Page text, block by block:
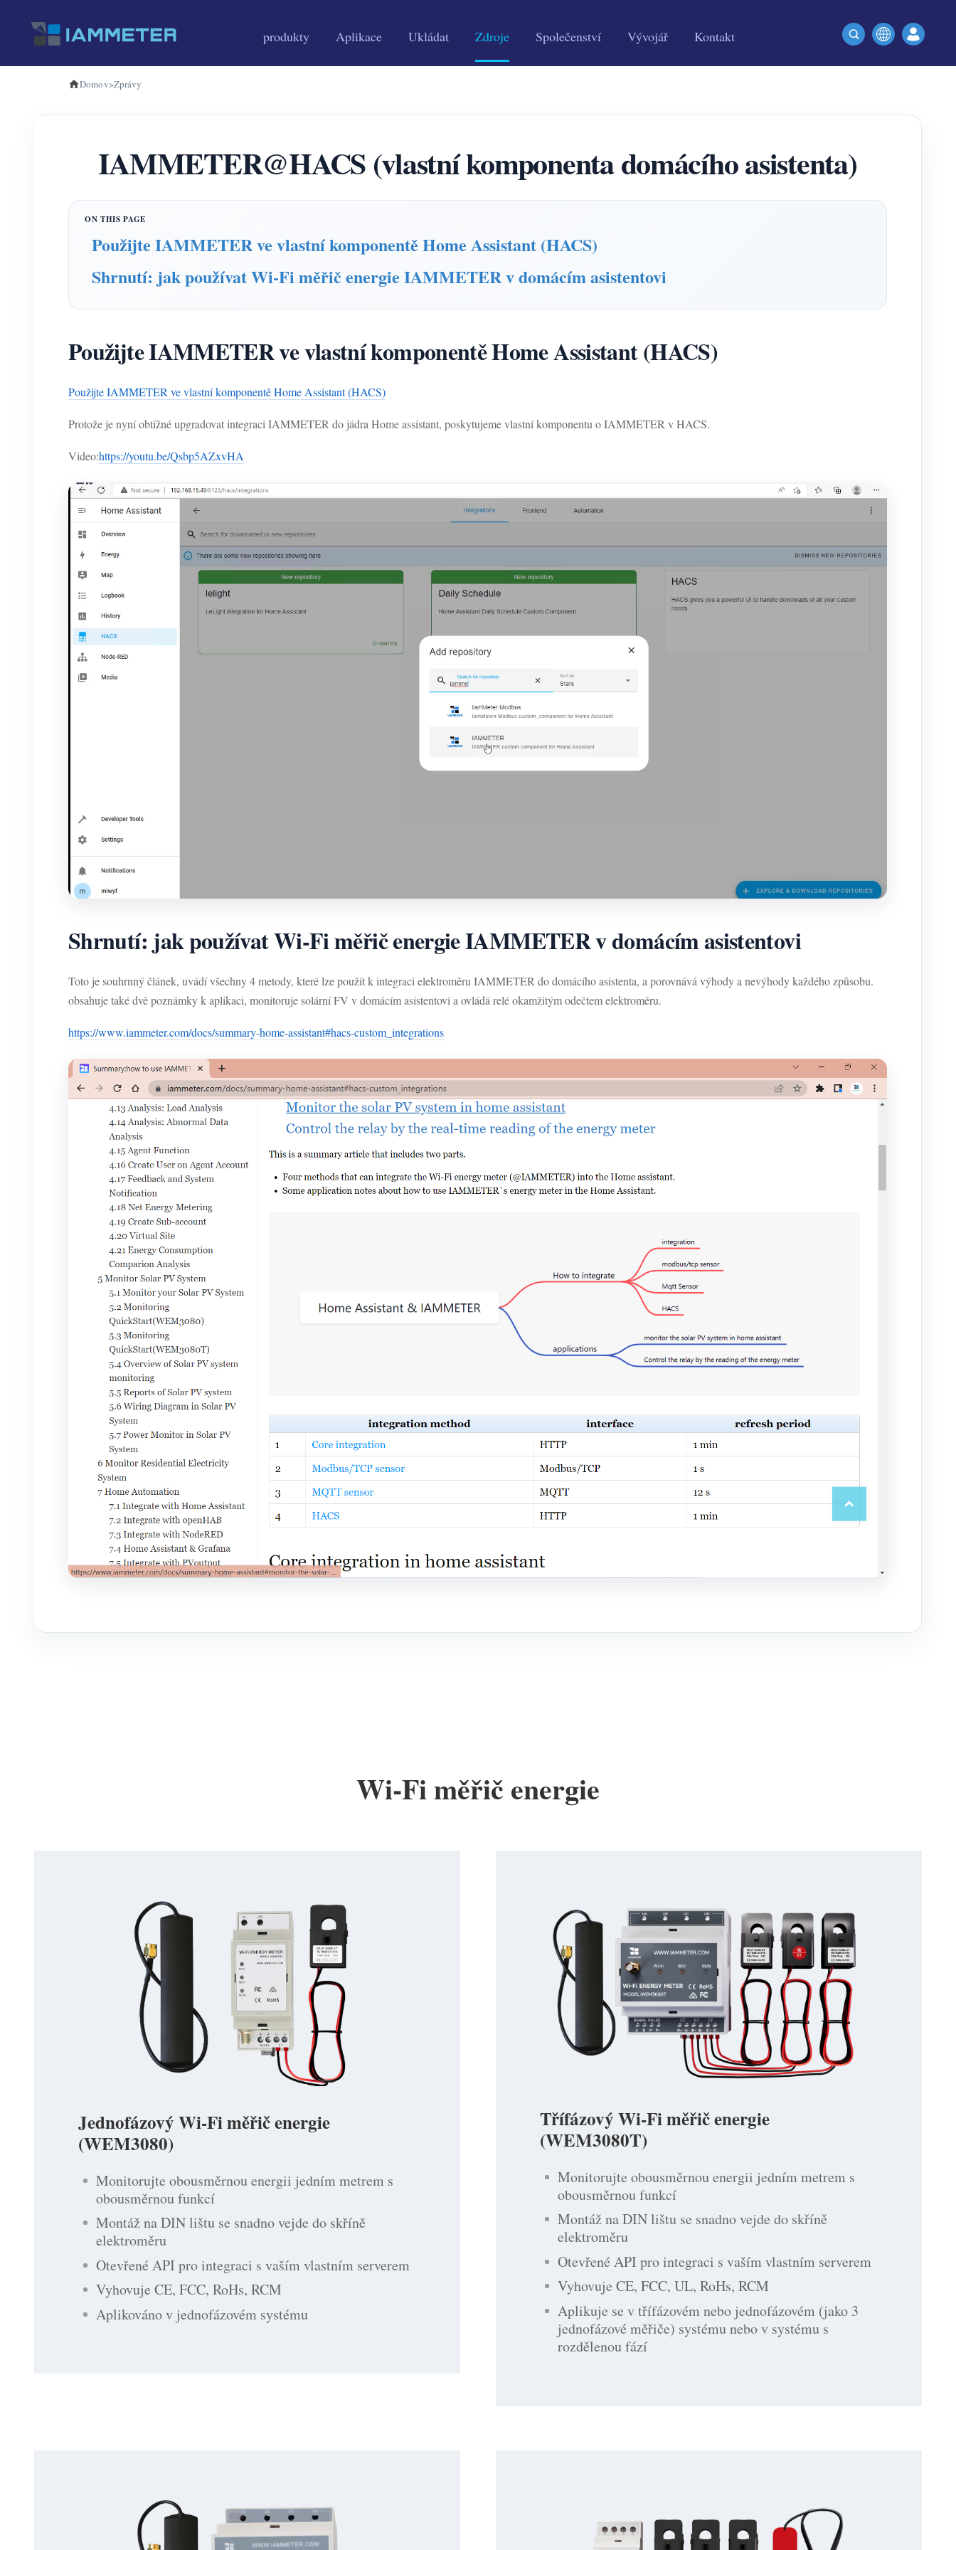
produkty Aplikace Ukládat Zdroje Společenství Vývojář Kontakt
Domov>Zprávy
IAMMETER@HACS (vlastní komponenta domácího asistenta)
Použijte IAMMETER ve vlastní komponentě Home Assistant (HACS)
Shrnutí: jak používat Wi-Fi měřič energie IAMMETER v domácím asistentovi
Použijte IAMMETER ve vlastní komponentě Home Assistant (HACS)
Použijte IAMMETER ve vlastní komponentě Home Assistant (HACS)
Protože je nyní obtížné upgradovat integraci IAMMETER do jádra Home assistant, poskytujeme vlastní komponentu o IAMMETER v HACS.
Video:https://youtu.be/Qsbp5AZxvHA
Shrnutí: jak používat Wi-Fi měřič energie IAMMETER v domácím asistentovi
Toto je souhrnný článek, uvádí všechny 4 metody, které lze použít k integraci elektroměru IAMMETER do domácího asistenta, a porovnává výhody a nevýhody každého způsobu.
obsahuje také dvě poznámky k aplikaci, monitoruje solární FV v domácím asistentovi a ovládá relé okamžitým odečtem elektroměru.
https://www.iammeter.com/docs/summary-home-assistant#hacs-custom_integrations
Wi-Fi měřič energie
Třífázový Wi-Fi měřič energie
(WEM3080T)
Monitorujte obousměrnou energii jedním metrem s
obousměrnou funkcí
Montáž na DIN lištu se snadno vejde do skříně
elektroměru
Otevřené API pro integraci s vaším vlastním serverem
Vyhovuje CE, FCC, UL, RoHs, RCM
Aplikuje se v třífázovém nebo jednofázovém (jako 3
jednofázové měřiče) systému nebo v systému s
rozdělenou fází
Jednofázový Wi-Fi měřič energie
(WEM3080)
Monitorujte obousměrnou energii jedním metrem s
obousměrnou funkcí
Montáž na DIN lištu se snadno vejde do skříně
elektroměru
Otevřené API pro integraci s vaším vlastním serverem
Vyhovuje CE, FCC, RoHs, RCM
Aplikováno v jednofázovém systému